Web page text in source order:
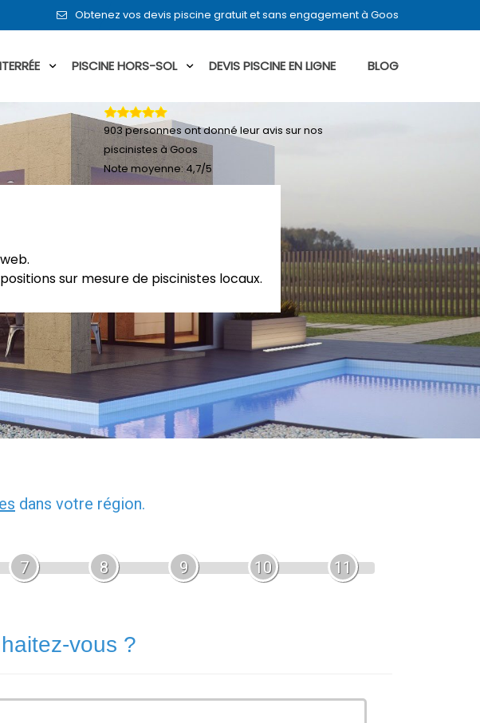
Obtenez vos devis piscine gratuit et sans engagement à Goos
PISCINE HORS-SOL DEVIS PISCINE EN LIGNE BLOG
sur mesure de piscinistes locaux.
903personnes ont donné leuravis sur nos
piscinistes à Goos
Note moyenne:4,7/5
dans votre région.
7 8 9 10 11
vous ?